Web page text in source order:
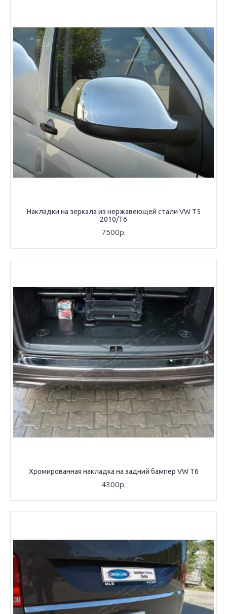
Накладки на зеркала из нержавеющей стали VW T5
2010/T6
7500р.
Хромированная накладка на задний бампер VW T6
4300р.